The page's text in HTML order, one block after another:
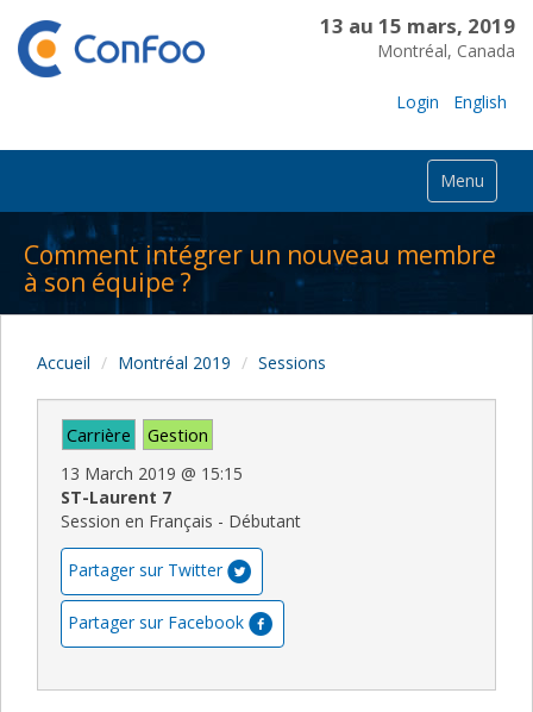
13 au 15 mars, 2019
Montréal, Canada
Login English
Menu
Comment intégrer un nouveau membre
à son équipe ?
Accueil Montréal 2019 Sessions
Carrière Gestion
13 March 2019 @ 15:15
ST-Laurent 7
Session en Français - Débutant
Partager sur Twitter
Partager sur Facebook